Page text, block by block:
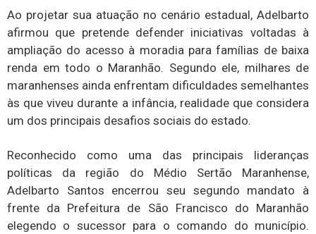
Ao projetar sua atuação no cenário estadual, Adelbarto
afirmou que pretende defender iniciativas voltadas à
ampliação do acesso à moradia para famílias de baixa
renda em todo o Maranhão. Segundo ele, milhares de
maranhenses ainda enfrentam dificuldades semelhantes
às que viveu durante a infância, realidade que considera
um dos principais desafios sociais do estado.
Reconhecido como uma das principais lideranças
políticas da região do Médio Sertão Maranhense,
Adelbarto Santos encerrou seu segundo mandato à
frente da Prefeitura de São Francisco do Maranhão
elegendo o sucessor para o comando do município.